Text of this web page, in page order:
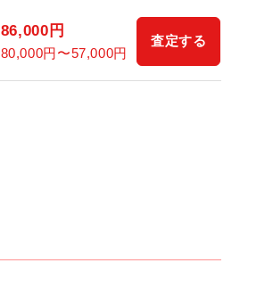
86,000円
80,000円〜57,000円
査定する